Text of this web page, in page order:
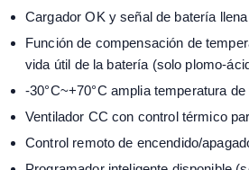
Cargador OK y señal de batería llena
Función de compensación de
vida útil de la batería (solo plomo-
-30°C~+70°C amplia temperatura
Ventilador CC con control térmico
Control remoto de encendido/